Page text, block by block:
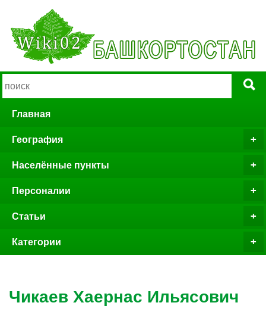
Главная
География
Населённые пункты
Персоналии
Статьи
Категории
Чикаев Хаернас Ильясович